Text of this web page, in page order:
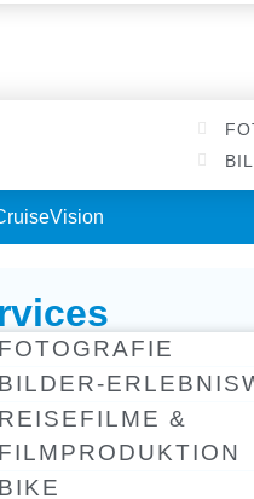
FOTOGRAFIE
BILDER-
REISEFILME &
FILMPRODUKTION
BIKE